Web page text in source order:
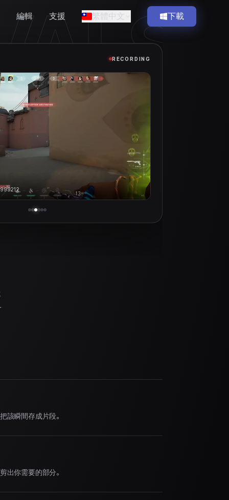
編輯 支援 繁體中文 下載
RECORDING
999212
該瞬間存成片段。
出你需要的部分。